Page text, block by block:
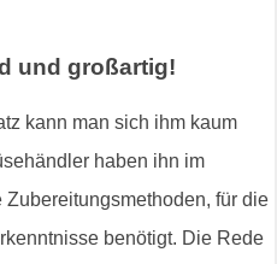
und großartig!
kann man sich ihm kaum
haben ihn im
für die
benötigt. Die Rede